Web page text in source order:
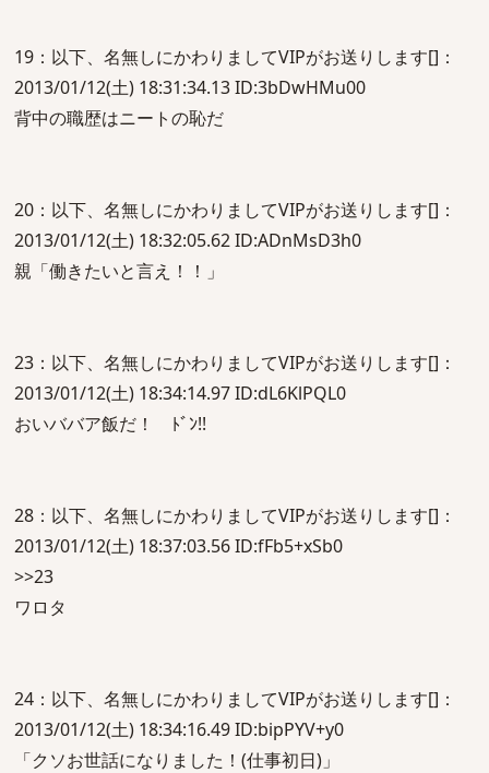
19：以下、名無しにかわりましてVIPがお送りします[]：
2013/01/12(土) 18:31:34.13 ID:3bDwHMu00
背中の職歴はニートの恥だ
20：以下、名無しにかわりましてVIPがお送りします[]：
2013/01/12(土) 18:32:05.62 ID:ADnMsD3h0
親「働きたいと言え！！」
23：以下、名無しにかわりましてVIPがお送りします[]：
2013/01/12(土) 18:34:14.97 ID:dL6KlPQL0
おいババア飯だ！ ﾄﾞﾝ!!
28：以下、名無しにかわりましてVIPがお送りします[]：
2013/01/12(土) 18:37:03.56 ID:fFb5+xSb0
>>23
ワロタ
24：以下、名無しにかわりましてVIPがお送りします[]：
2013/01/12(土) 18:34:16.49 ID:bipPYV+y0
「クソお世話になりました！(仕事初日)」